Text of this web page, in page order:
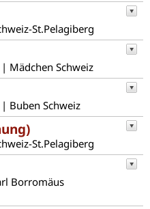
St.Pelagiberg
Mädchen Schweiz
Buben Schweiz
St.Pelagiberg
Borromäus